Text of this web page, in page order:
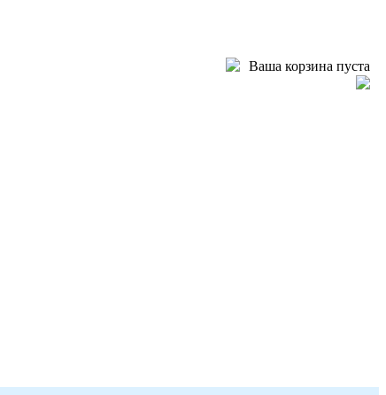
Ваша корзина пуста